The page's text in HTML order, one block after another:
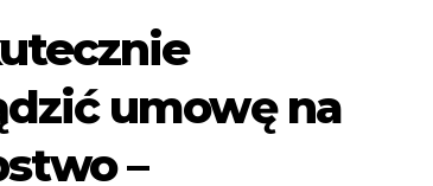
umowę na
–